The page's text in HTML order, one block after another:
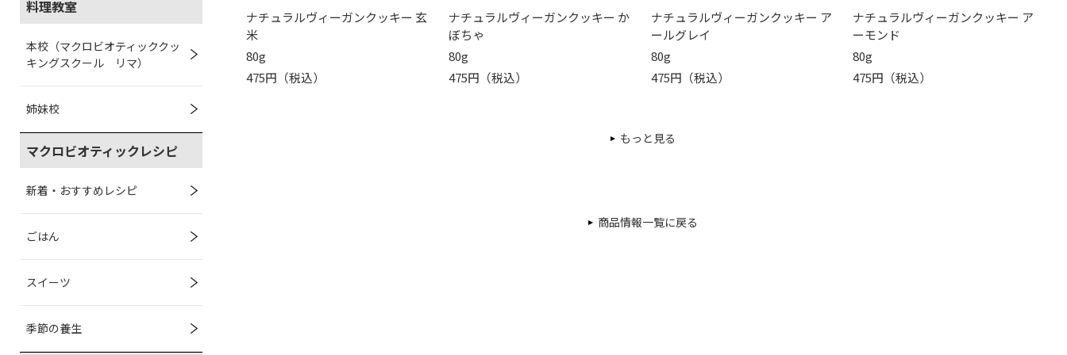
料理教室
本校（マクロビオティッククッ
キングスクール リマ）
姉妹校
マクロビオティックレシピ
新着・おすすめレシピ
ごはん
スイーツ
季節の養生
ナチュラルヴィーガンクッキー 玄
米
80g
475円（税込）
ナチュラルヴィーガンクッキー か
ぼちゃ
80g
475円（税込）
ナチュラルヴィーガンクッキー ア
ールグレイ
80g
475円（税込）
ナチュラルヴィーガンクッキー ア
ーモンド
80g
475円（税込）
もっと見る
商品情報一覧に戻る